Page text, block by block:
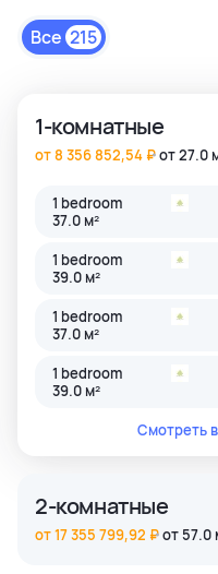
Все 215
1-комнатные
от 27.0
от 8 356 852,54 ₽
1 bedroom
37.0 м²
1 bedroom
39.0 м²
1 bedroom
37.0 м²
1 bedroom
39.0 м²
Смотреть
2-комнатные
от 57.0
от 17 355 799,92 ₽